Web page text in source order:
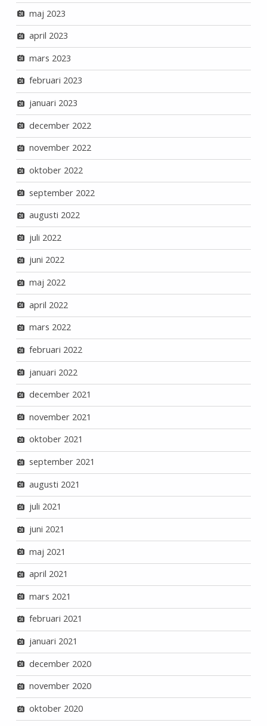
maj 2023
april 2023
mars 2023
februari 2023
januari 2023
december 2022
november 2022
oktober 2022
september 2022
augusti 2022
juli 2022
juni 2022
maj 2022
april 2022
mars 2022
februari 2022
januari 2022
december 2021
november 2021
oktober 2021
september 2021
augusti 2021
juli 2021
juni 2021
maj 2021
april 2021
mars 2021
februari 2021
januari 2021
december 2020
november 2020
oktober 2020